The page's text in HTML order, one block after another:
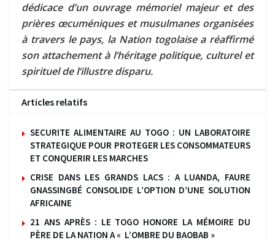
dédicace d’un ouvrage mémoriel majeur et des
prières œcuméniques et musulmanes organisées
à travers le pays, la Nation togolaise a réaffirmé
son attachement à l’héritage politique, culturel et
spirituel de l’illustre disparu.
Articles relatifs
SECURITE ALIMENTAIRE AU TOGO : UN LABORATOIRE
STRATEGIQUE POUR PROTEGER LES CONSOMMATEURS
ET CONQUERIR LES MARCHES
CRISE DANS LES GRANDS LACS : A LUANDA, FAURE
GNASSINGBÉ CONSOLIDE L’OPTION D’UNE SOLUTION
AFRICAINE
21 ANS APRÈS : LE TOGO HONORE LA MÉMOIRE DU
PÈRE DE LA NATION A « L’OMBRE DU BAOBAB »